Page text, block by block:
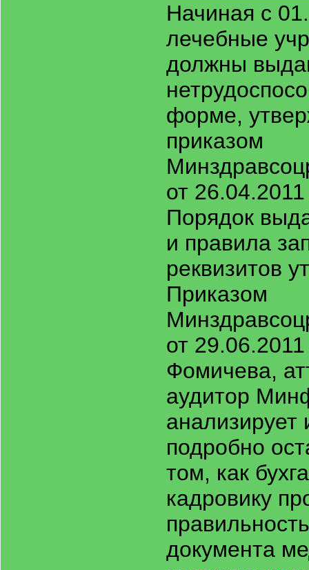
Начиная с
лечебные
должны
форме,
приказом
от
Порядок
и правила
реквизитов
Приказом
от
Фомичева,
аудитор
анализирует
подробно
том, как
кадровику
документа